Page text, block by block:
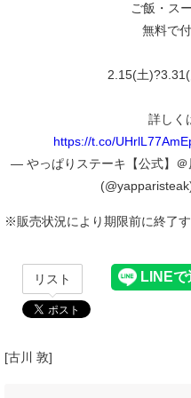
ご飯・ス
無料で
2.15(土
詳しく
https://t.co/UHrlL77AmE
— やっぱりステーキ【公式】＠
※販売状況により期限前に終了す
リスト
[古川 敦]